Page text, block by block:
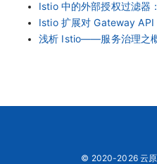
Istio 中的外部授权过滤器
Istio 扩展对 Gateway API
浅析 Istio——服务治理之
© 2020-2026 云原